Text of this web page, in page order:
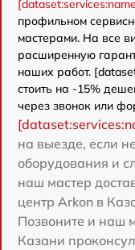
профильном
мастерами. На все
расширенную
наших работ.
стоить на -15%
через звонок или
на выезде, если
оборудования и
наш мастер
центр Arkon в
Позвоните и наш
Казани